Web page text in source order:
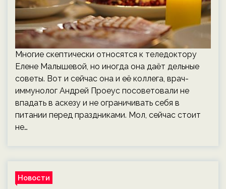
Многие скептически относятся к теледоктору
Елене Малышевой, но иногда она даёт дельные
советы. Вот и сейчас она и её коллега, врач-
иммунолог Андрей Проеус посоветовали не
впадать в аскезу и не ограничивать себя в
питании перед праздниками. Мол, сейчас стоит
не…
Новости